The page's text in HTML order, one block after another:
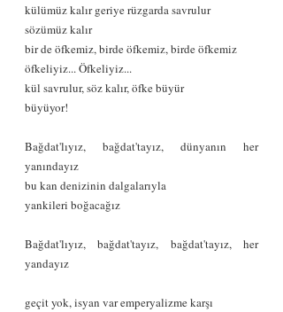
külümüz kalır geriye rüzgarda savrulur
sözümüz kalır
bir de öfkemiz, birde öfkemiz, birde öfkemiz
öfkeliyiz... Öfkeliyiz...
kül savrulur, söz kalır, öfke büyür
büyüyor!
Bağdat'lıyız, bağdat'tayız, dünyanın her
yanındayız
bu kan denizinin dalgalarıyla
yankileri boğacağız
Bağdat'lıyız, bağdat'tayız, bağdat'tayız, her
yandayız
geçit yok, isyan var emperyalizme karşı